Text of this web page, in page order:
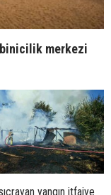
merkezi
yangın itfaiye